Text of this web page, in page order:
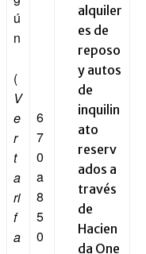
ú
n
(
V
e
r
t
a
ri
f
a
6
7
0
a
8
5
0
alquiler
es de
reposo
y autos
de
inquilin
ato
reserv
ados a
través
de
Hacien
da One